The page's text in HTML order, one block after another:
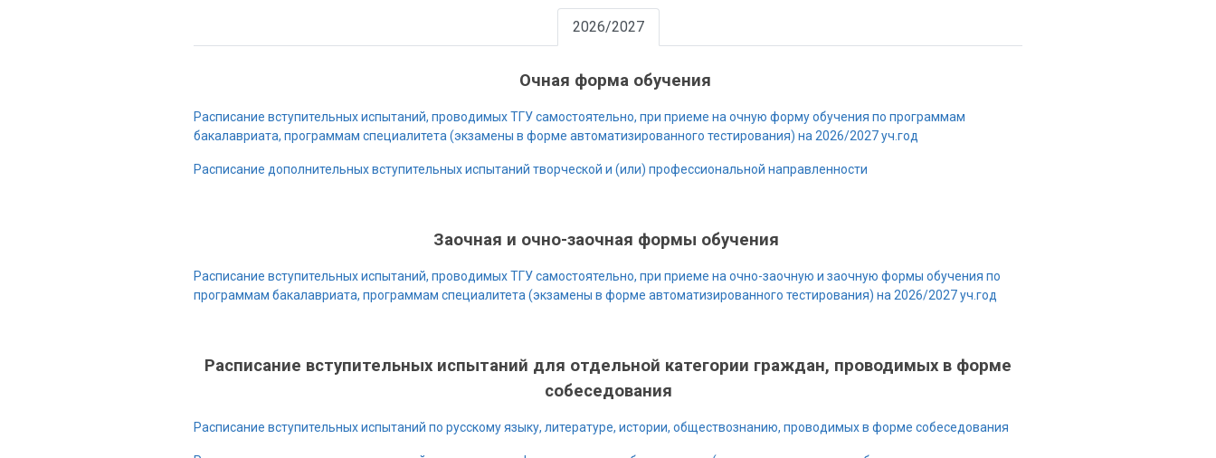
2026/2027
Очная форма обучения
Расписание вступительных испытаний, проводимых ТГУ самостоятельно, при приеме на очную форму обучения по программам
бакалавриата, программам специалитета (экзамены в форме автоматизированного тестирования) на 2026/2027 уч.год
Расписание дополнительных вступительных испытаний творческой и (или) профессиональной направленности
Заочная и очно-заочная формы обучения
Расписание вступительных испытаний, проводимых ТГУ самостоятельно, при приеме на очно-заочную и заочную формы обучения по
программам бакалавриата, программам специалитета (экзамены в форме автоматизированного тестирования) на 2026/2027 уч.год
Расписание вступительных испытаний для отдельной категории граждан, проводимых в форме
собеседования
Расписание вступительных испытаний по русскому языку, литературе, истории, обществознанию, проводимых в форме собеседования